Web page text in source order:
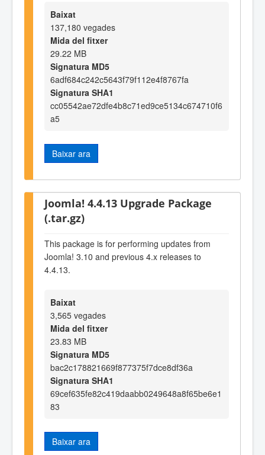
Baixat
137,180 vegades
Mida del fitxer
29.22 MB
Signatura MD5
6adf684c242c5643f79f112e4f8767fa
Signatura SHA1
cc05542ae72dfe4b8c71ed9ce5134c674710f6
a5
Baixar ara
Joomla! 4.4.13 Upgrade Package
(.tar.gz)
This package is for performing updates from
Joomla! 3.10 and previous 4.x releases to
4.4.13.
Baixat
3,565 vegades
Mida del fitxer
23.83 MB
Signatura MD5
bac2c178821669f877375f7dce8df36a
Signatura SHA1
69cef635fe82c419daabb0249648a8f65be6e1
83
Baixar ara